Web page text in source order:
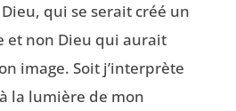
qui se serait créé un
et non Dieu qui aurait
image. Soit j’interprète
la lumière de mon